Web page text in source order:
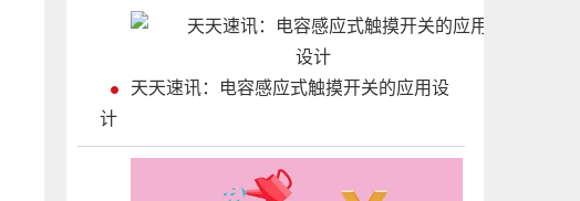
天天速讯：电容感应式触摸开关的应用设
计